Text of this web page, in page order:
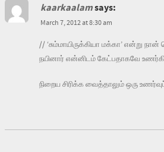
kaarkaalamsays:
March 7, 2012 at 8:30 am
// ‘சும்மாயிருக்கியா மக்கா’ என்று
நயினார் என்னிடம் கேட்பதாகவே
நிறைய சிரிக்க வைத்தாலும் ஒரு